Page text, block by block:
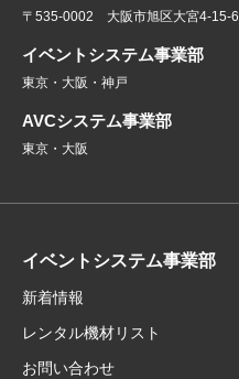
〒535-0002 大阪市旭区大宮4-15-6
イベントシステム事業部
東京・大阪・神戸
AVCシステム事業部
東京・大阪
イベントシステム事業部
新着情報
レンタル機材リスト
お問い合わせ